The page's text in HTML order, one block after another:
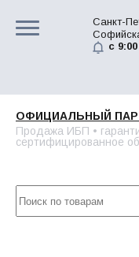
Санкт-
с
ОФИЦИАЛЬНЫЙ
Продажа ИБП •
сертифицированное